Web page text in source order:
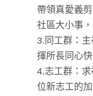
帶領真愛義
社區大小事
3.同工群：
揮所長同心
4.志工群：
位新志工的